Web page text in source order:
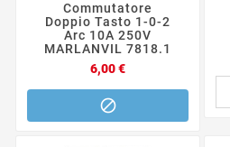
Commutatore
Doppio Tasto 1-0-2
Arc 10A 250V
MARLANVIL 7818.1
6,00 €Prezzo
